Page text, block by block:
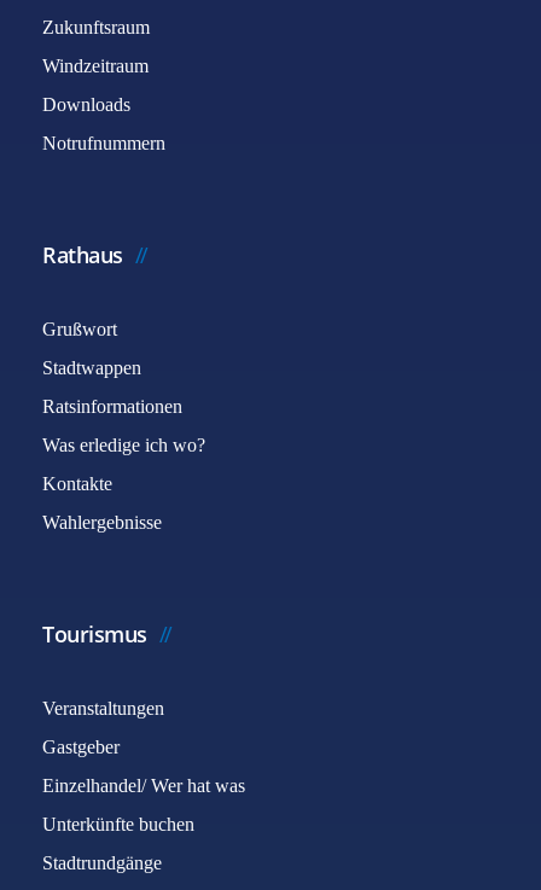
Zukunftsraum
Windzeitraum
Downloads
Notrufnummern
Rathaus
Grußwort
Stadtwappen
Ratsinformationen
Was erledige ich wo?
Kontakte
Wahlergebnisse
Tourismus
Veranstaltungen
Gastgeber
Einzelhandel/ Wer hat was
Unterkünfte buchen
Stadtrundgänge